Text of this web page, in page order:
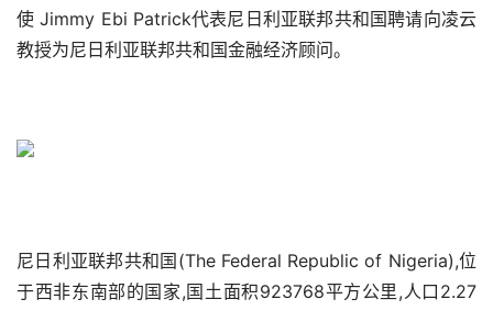
使 Jimmy Ebi Patrick代表尼日利亚联邦共和国聘请向凌云
教授为尼日利亚联邦共和国金融经济顾问。
尼日利亚联邦共和国(The Federal Republic of Nigeria),位
于西非东南部的国家,国土面积923768平方公里,人口2.27